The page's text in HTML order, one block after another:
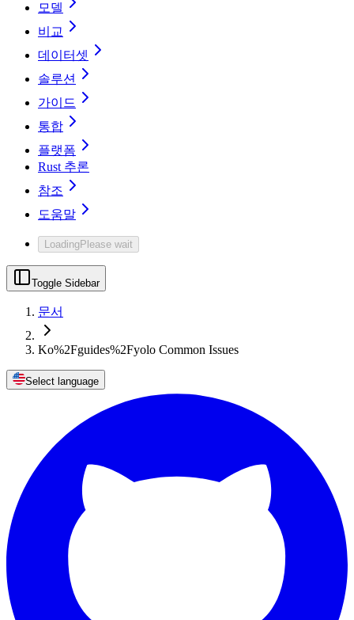
모델
비교
데이터셋
솔루션
가이드
통합
플랫폼
Rust 추론
참조
도움말
LoadingPlease wait
Toggle Sidebar
문서
Ko%2Fguides%2Fyolo Common Issues
Select language